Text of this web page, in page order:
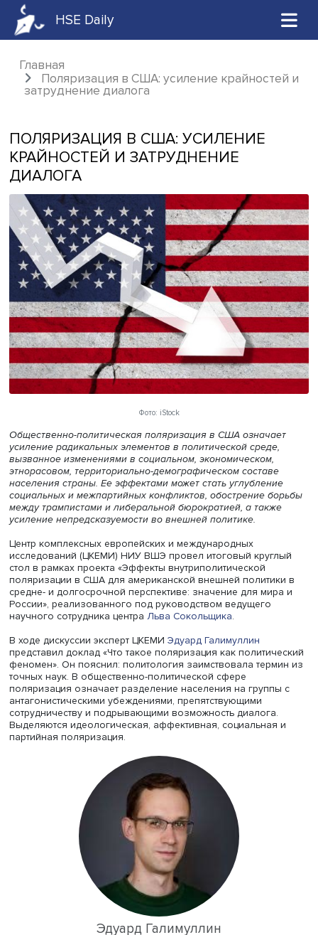
HSE Daily
Главная
Поляризация в США: усиление
ПОЛЯРИЗАЦИЯ В США: УСИЛЕНИЕ
КРАЙНОСТЕЙ И ЗАТРУДНЕНИЕ
ДИАЛОГА
Фото: iStock
Общественно-политическая поляризация в США
усиление радикальных элементов в политической
вызванное изменениями в социальном, экономическом,
этнорасовом, территориально-демографическом
населения страны. Ее эффектами может стать
социальных и межпартийных конфликтов, обострение
между трампистами и либеральной бюрократией, а
усиление непредсказуемости во внешней политике.
Центр комплексных европейских и международных
исследований (ЦКЕМИ) НИУ ВШЭ провел итоговый
стол в рамках проекта «Эффекты внутриполитической
поляризации в США для американской внешней
средне- и долгосрочной перспективе: значение для
России», реализованного под руководством ведущего
научного сотрудника центраЛьва Сокольщика.
В ходе дискуссии эксперт ЦКЕМИ
феномен». Он пояснил: политология заимствовала
точных наук. В общественно-политической сфере
поляризация означает разделение населения на
антагонистическими убеждениями, препятствующими
сотрудничеству и подрывающими возможность
Выделяются идеологическая, аффективная,
партийная поляризация.